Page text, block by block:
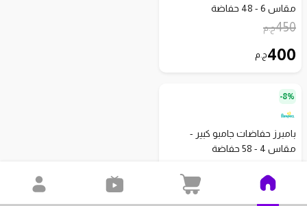
مقاس 6 - 48 حفاضة
450ج.م
400ج.م
8%-
بامبرز حفاضات جامبو كبير -
مقاس 4 - 58 حفاضة
405